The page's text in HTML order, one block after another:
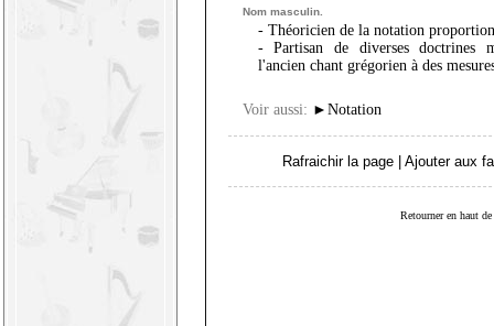
Nom masculin.
- Théoricien de la notation
- Partisan de diverses doctrines
l'ancien chant grégorien à des
Voir aussi: ► Notation
Rafraichir la page Ajouter aux
Retourner en haut de